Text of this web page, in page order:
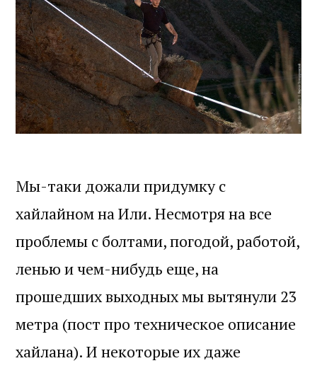
Мы-таки дожали придумку с
хайлайном на Или. Несмотря на все
проблемы с болтами, погодой, работой,
ленью и чем-нибудь еще, на
прошедших выходных мы вытянули 23
метра (пост про техническое описание
хайлана). И некоторые их даже